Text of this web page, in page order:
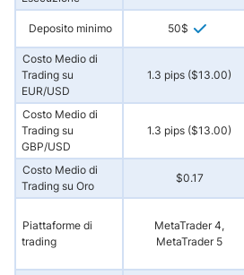
Deposito minimo 50$
Costo Medio di
Trading su
EUR/USD
1.3 pips ($13.00)
Costo Medio di
Trading su
GBP/USD
1.3 pips ($13.00)
Costo Medio di
Trading su Oro
$0.17
Piattaforme di
trading
MetaTrader 4,
MetaTrader 5